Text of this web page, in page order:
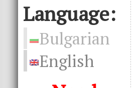
Language:
Bulgarian
English